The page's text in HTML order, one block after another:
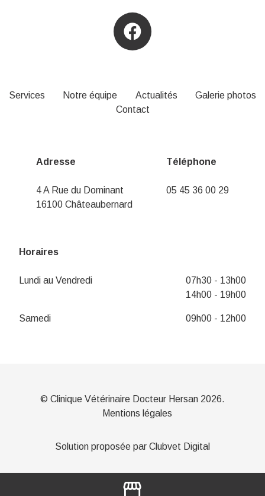
storefront
Services Notre équipe Actualités
Galerie photos
Contact
Adresse
4 A Rue du Dominant
16100 Châteaubernard
Téléphone
05 45 36 00 29
Horaires
Lundi au Vendredi
07h30 - 13h00
14h00 - 19h00
Samedi 09h00 - 12h00
© Clinique Vétérinaire Docteur Hersan 2026.
Mentions légales
Solution proposée par Clubvet Digital